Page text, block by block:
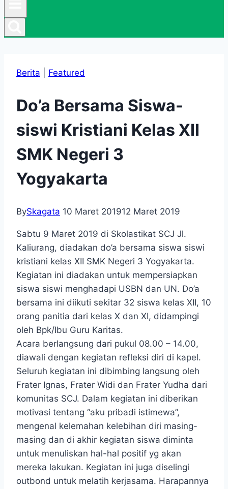
Berita Featured
Do’a Bersama Siswa-
siswi Kristiani Kelas XII
SMK Negeri 3
Yogyakarta
BySkagata 10 Maret 201912 Maret 2019
Sabtu 9 Maret 2019 di Skolastikat SCJ Jl.
Kaliurang, diadakan do’a bersama siswa siswi
kristiani kelas XII SMK Negeri 3 Yogyakarta.
Kegiatan ini diadakan untuk mempersiapkan
siswa siswi menghadapi USBN dan UN. Do’a
bersama ini diikuti sekitar 32 siswa kelas XII, 10
orang panitia dari kelas X dan XI, didampingi
oleh Bpk/Ibu Guru Karitas.
Acara berlangsung dari pukul 08.00 – 14.00,
diawali dengan kegiatan refleksi diri di kapel.
Seluruh kegiatan ini dibimbing langsung oleh
Frater Ignas, Frater Widi dan Frater Yudha dari
komunitas SCJ. Dalam kegiatan ini diberikan
motivasi tentang “aku pribadi istimewa”,
mengenal kelemahan kelebihan diri masing-
masing dan di akhir kegiatan siswa diminta
untuk menuliskan hal-hal positif yg akan
mereka lakukan. Kegiatan ini juga diselingi
outbond untuk melatih kerjasama. Harapannya